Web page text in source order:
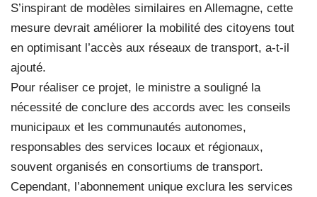
S’inspirant de modèles similaires en Allemagne, cette
mesure devrait améliorer la mobilité des citoyens tout
en optimisant l’accès aux réseaux de transport, a-t-il
ajouté.
Pour réaliser ce projet, le ministre a souligné la
nécessité de conclure des accords avec les conseils
municipaux et les communautés autonomes,
responsables des services locaux et régionaux,
souvent organisés en consortiums de transport.
Cependant, l’abonnement unique exclura les services